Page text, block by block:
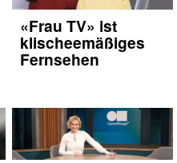
«Frau TV» ist
klischeemäßiges
Fernsehen